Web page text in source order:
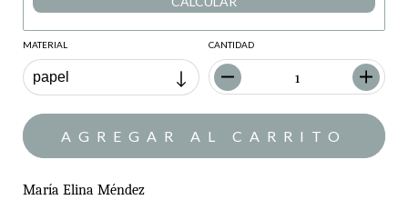
MATERIAL CANTIDAD
María Elina Méndez